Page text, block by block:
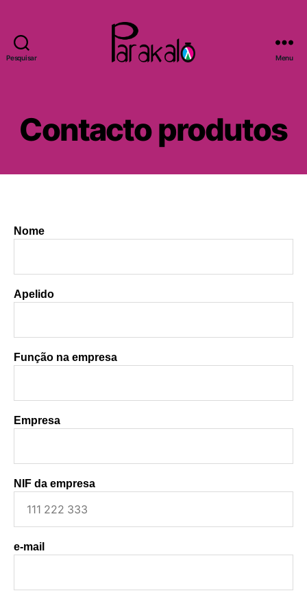
Pesquisar Menu
Contacto produtos
Nome
Apelido
Função na empresa
Empresa
NIF da empresa
e-mail